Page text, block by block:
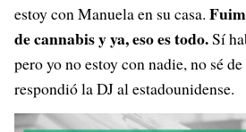
estoy con Manuela en su casa.
de cannabis y ya, eso es todo.Sí
pero yo no estoy con nadie, no sé
respondió la DJ al estadounidense.